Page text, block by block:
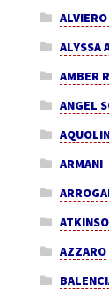
ALYSSA
AMBER
ANGEL
ARMANI
AZZARO